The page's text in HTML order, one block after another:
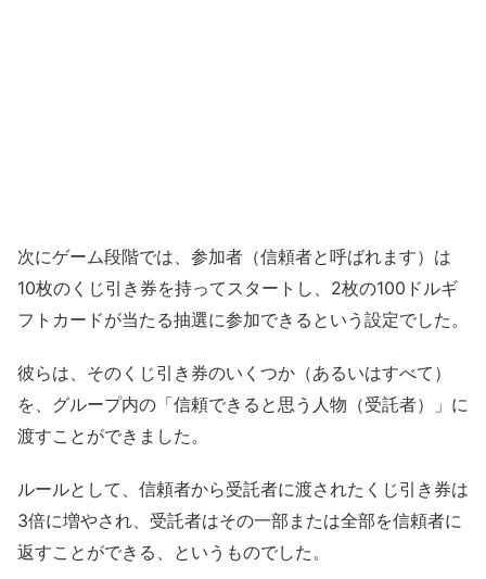
次にゲーム段階では、参加者（信頼者と呼ばれます）は
10枚のくじ引き券を持ってスタートし、2枚の100ドルギ
フトカードが当たる抽選に参加できるという設定でした。
彼らは、そのくじ引き券のいくつか（あるいはすべて）
を、グループ内の「信頼できると思う人物（受託者）」に
渡すことができました。
ルールとして、信頼者から受託者に渡されたくじ引き券は
3倍に増やされ、受託者はその一部または全部を信頼者に
返すことができる、というものでした。